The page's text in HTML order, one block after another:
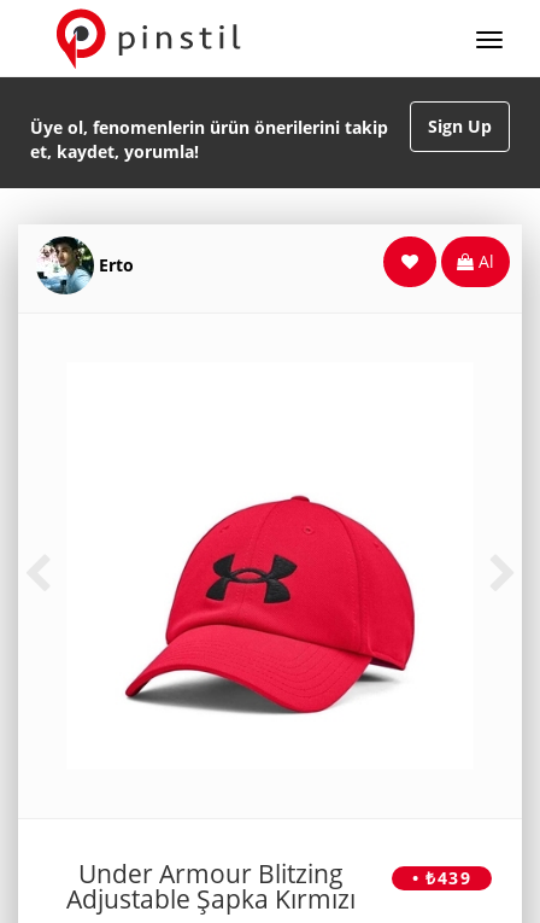
Sign Up
Üye ol, fenomenlerin ürün önerilerini takip
et, kaydet, yorumla!
Erto Al
• ₺439
Under Armour Blitzing
Adjustable Şapka Kırmızı